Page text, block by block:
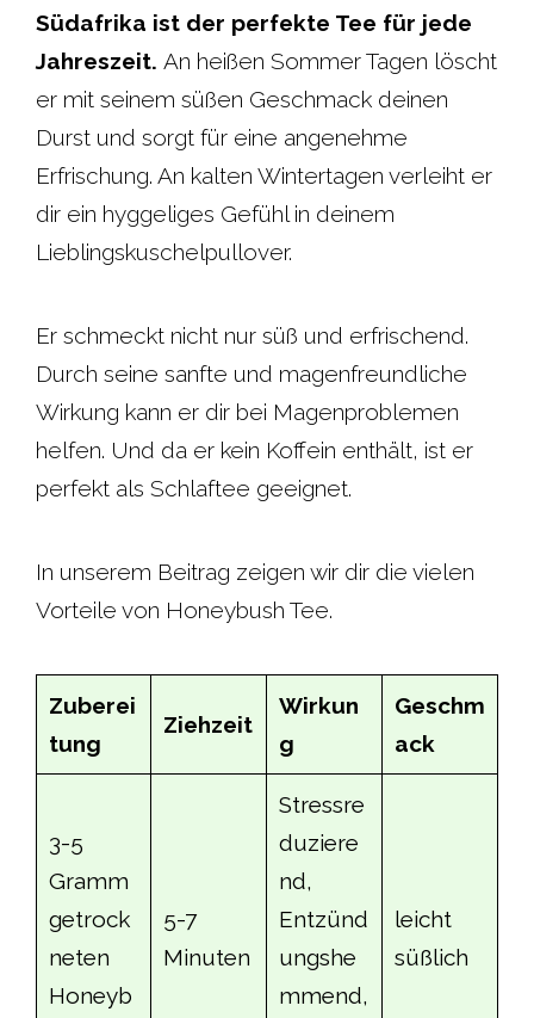
e
o
o
k
t
A
p
p
t
e
t
r
Südafrika ist der perfekte Tee für jede
Jahreszeit. An heißen Sommer Tagen löscht
er mit seinem süßen Geschmack deinen
Durst und sorgt für eine angenehme
Erfrischung. An kalten Wintertagen verleiht er
dir ein hyggeliges Gefühl in deinem
Lieblingskuschelpullover.
Er schmeckt nicht nur süß und erfrischend.
Durch seine sanfte und magenfreundliche
Wirkung kann er dir bei Magenproblemen
helfen. Und da er kein Koffein enthält, ist er
perfekt als Schlaftee geeignet.
In unserem Beitrag zeigen wir dir die vielen
Vorteile von Honeybush Tee.
Zuberei
tung
Ziehzeit
Wirkun
g
Geschm
ack
3-5
Gramm
getrock
neten
Honeyb
5-7
Minuten
Stressre
duziere
nd,
Entzünd
ungshe
mmend,
leicht
süßlich